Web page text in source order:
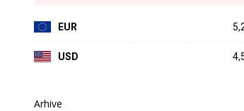
EUR
USD
Arhive